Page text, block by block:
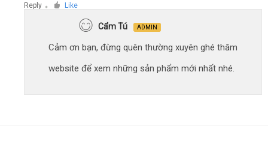
Reply ● Like
Cẩm Tú ADMIN
Cảm ơn bạn, đừng quên thường xuyên ghé thăm
website để xem những sản phẩm mới nhất nhé.